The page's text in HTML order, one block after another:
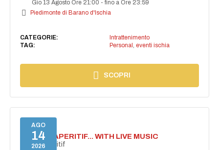
Gio 13 Agosto Ore 21:00 -fino a Ore 23:59
Piedimonte di Barano d'Ischia
CATEGORIE:
Intrattenimento
TAG:
Personal, eventi ischia
SCOPRI
AGO
14
2026
SECRET APERITIF... WITH LIVE MUSIC
Secret aperitif